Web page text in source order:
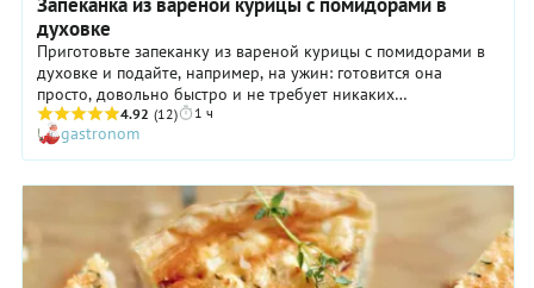
духовке
Приготовьте запеканку из вареной курицы с помидорами в
духовке и подайте, например, на ужин: готовится она
просто, довольно быстро и не требует никаких
дорогостоящих ингредиентов. Удобно! А еще такое блюдо
порадует экономных хозяек, ведь из одной тушки курицы
легко можно получить и первое (отличный бульон), и основу
горячего. Да и ваши близкие будут довольны! Запеканка из
вареной курицы с помидорами, приготовленная в духовке,
получается нежной, вкусной и как-то по-особенному
ассоциируется с домашним уютом и теплом.
4.92 (12) 1 ч
gastronom